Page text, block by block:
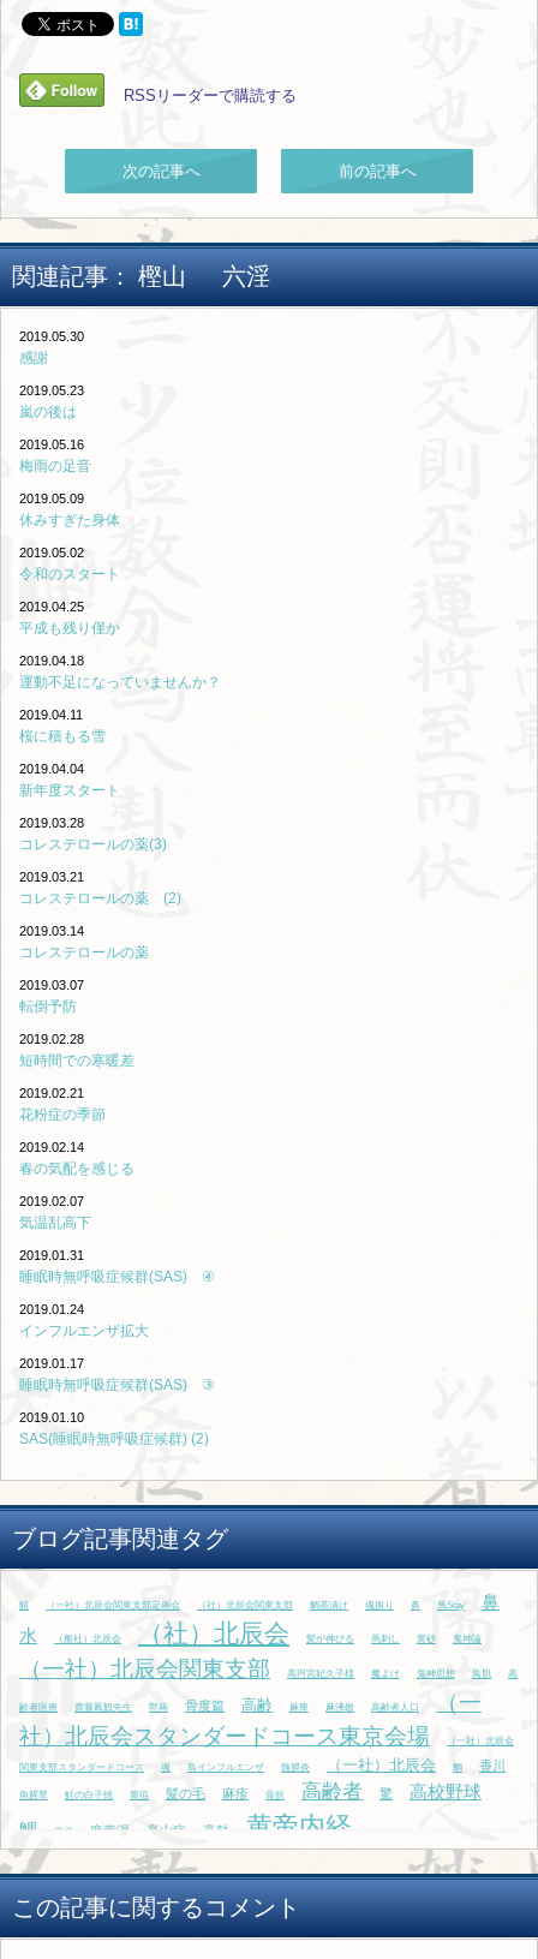
RSSリーダーで購読する
次の記事へ 前の記事へ
関連記事： 樫山 六淫
2019.05.30
感謝
2019.05.23
嵐の後は
2019.05.16
梅雨の足音
2019.05.09
休みすぎた身体
2019.05.02
令和のスタート
2019.04.25
平成も残り僅か
2019.04.18
運動不足になっていませんか？
2019.04.11
桜に積もる雪
2019.04.04
新年度スタート
2019.03.28
コレステロールの薬(3)
2019.03.21
コレステロールの薬 (2)
2019.03.14
コレステロールの薬
2019.03.07
転倒予防
2019.02.28
短時間での寒暖差
2019.02.21
花粉症の季節
2019.02.14
春の気配を感じる
2019.02.07
気温乱高下
2019.01.31
睡眠時無呼吸症候群(SAS) ④
2019.01.24
インフルエンザ拡大
2019.01.17
睡眠時無呼吸症候群(SAS) ③
2019.01.10
SAS(睡眠時無呼吸症候群) (2)
ブログ記事関連タグ
鯖 （一社）北辰会関東支部定例会 （社）北辰会関東支部 鯛茶漬け 魂振り 鼻 馬Stay
鼻
水
（般社）北辰会 （社）北辰会 髪が伸びる 馬刺し 黄砂 鬼神論
（一社）北辰会関東支部 高円宮妃久子様 魔よけ 鬼神思想 鳥肌 高
齢者医療 齋藤鳳観先生 黙祷 骨度篇 高齢 麻痺 麻沸散 高齢者人口
（一
社）北辰会スタンダードコース東京会場
（一社）北辰会
関東支部スタンダードコース 魂 鳥インフルエンザ 髄膜炎 （一社）北辰会 鯛 香川
魚腥草 鮭の白子焼 黄疸 髪の毛 麻疹 骨折 高齢者 驚
高校野球
鯉
黒子 麻黄湯 高山病 高熱 黄帝内経
この記事に関するコメント